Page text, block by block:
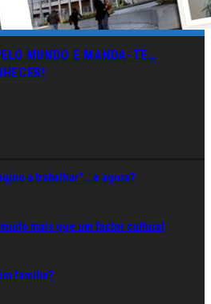
MUNDO E MANDA-TE…
a trabalhar”… e agora?
mais que um factor cultural
família?